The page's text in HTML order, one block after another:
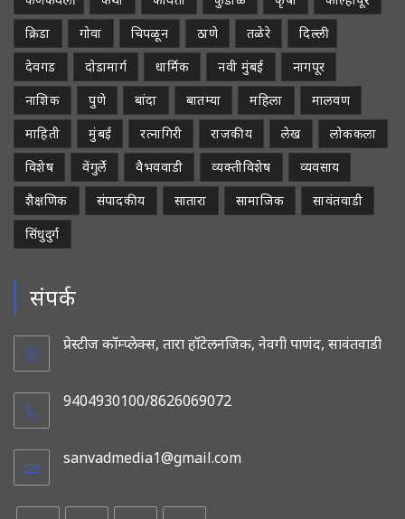
क्रिडा
गोवा चिपळून ठाणे तळेरे
दिल्ली
देवगड
दोडामार्ग धार्मिक नवी मुंबई
नागपूर
नाशिक
पुणे बांदा बातम्या महिला
मालवण
माहिती
मुंबई रत्नागिरी राजकीय लेख
लोककला
विशेष
वेंगुर्ले वैभववाडी व्यक्तीविशेष
व्यवसाय
शैक्षणिक
संपादकीय सातारा सामाजिक
सावंतवाडी
सिंधुदुर्ग
संपर्क
प्रेस्टीज कॉम्प्लेक्स, तारा हॉटेलनजिक, नेवगी पाणंद, सावंतवाडी
9404930100/8626069072
sanvadmedia1@gmail.com